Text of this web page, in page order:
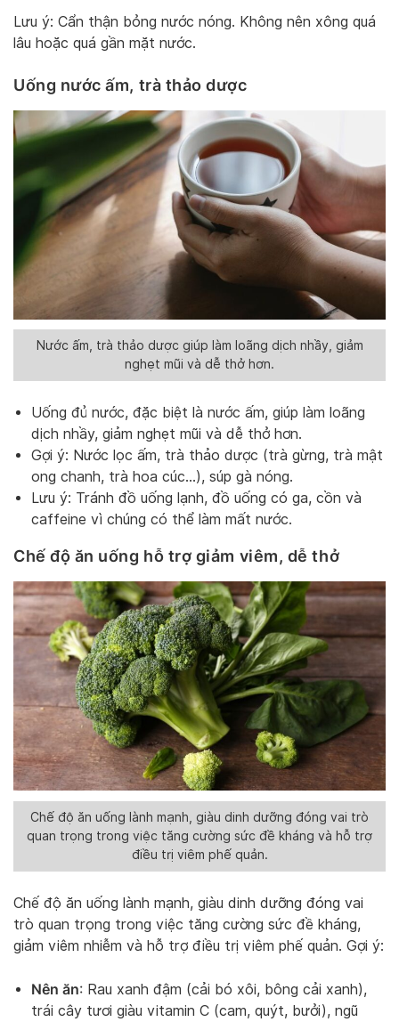
Lưu ý: Cẩn thận bỏng nước nóng. Không nên xông quá
lâu hoặc quá gần mặt nước.
Uống nước ấm, trà thảo dược
Nước ấm, trà thảo dược giúp làm loãng dịch nhầy, giảm
nghẹt mũi và dễ thở hơn.
Uống đủ nước, đặc biệt là nước ấm, giúp làm loãng
dịch nhầy, giảm nghẹt mũi và dễ thở hơn.
Gợi ý: Nước lọc ấm, trà thảo dược (trà gừng, trà mật
ong chanh, trà hoa cúc…), súp gà nóng.
Lưu ý: Tránh đồ uống lạnh, đồ uống có ga, cồn và
caffeine vì chúng có thể làm mất nước.
Chế độ ăn uống hỗ trợ giảm viêm, dễ thở
Chế độ ăn uống lành mạnh, giàu dinh dưỡng đóng vai trò
quan trọng trong việc tăng cường sức đề kháng và hỗ trợ
điều trị viêm phế quản.
Chế độ ăn uống lành mạnh, giàu dinh dưỡng đóng vai
trò quan trọng trong việc tăng cường sức đề kháng,
giảm viêm nhiễm và hỗ trợ điều trị viêm phế quản. Gợi ý:
Nên ăn: Rau xanh đậm (cải bó xôi, bông cải xanh),
trái cây tươi giàu vitamin C (cam, quýt, bưởi), ngũ